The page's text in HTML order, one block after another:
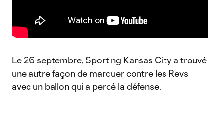
Le 26 septembre, Sporting Kansas City a trouvé
une autre façon de marquer contre les Revs
avec un ballon qui a percé la défense.